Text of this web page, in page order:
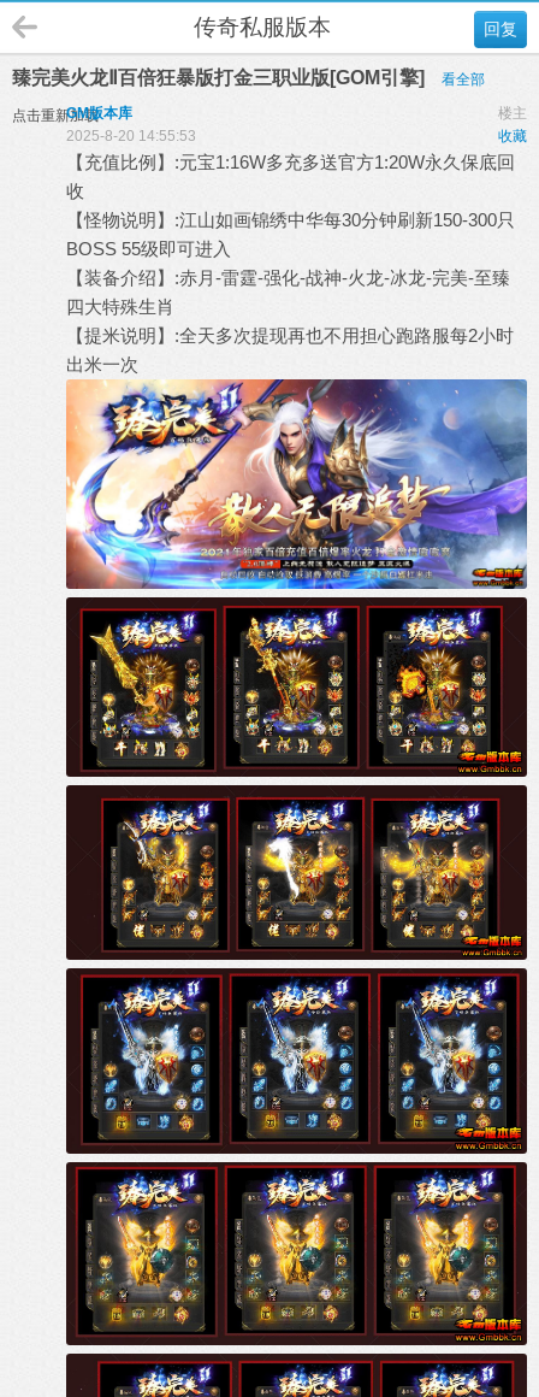
回复
传奇私服版本
臻完美火龙Ⅱ百倍狂暴版打金三职业版[GOM引擎] 看全部
点击重新加载 楼主
GM版本库
收藏
2025-8-20 14:55:53
【充值比例】:元宝1:16W多充多送官方1:20W永久保底回
收
【怪物说明】:江山如画锦绣中华每30分钟刷新150-300只
BOSS 55级即可进入
【装备介绍】:赤月-雷霆-强化-战神-火龙-冰龙-完美-至臻
四大特殊生肖
【提米说明】:全天多次提现再也不用担心跑路服每2小时
出米一次